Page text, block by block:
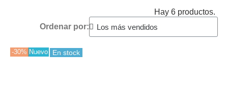
Hay 6 productos.
Ordenar por:
-30% Nuevo En stock